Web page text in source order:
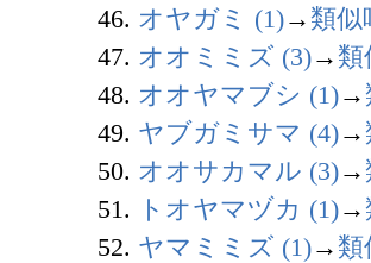
46. オヤガミ (1)→ 類似
47. オオミミズ (3)→ 類
48. オオヤマブシ (1)→
49. ヤブガミサマ (4)→
50. オオサカマル (3)→
51.
トオヤマヅカ (1)→
52. ヤマミミズ (1)→ 類